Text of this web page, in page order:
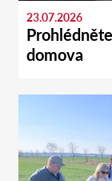
23.07.2026
domova